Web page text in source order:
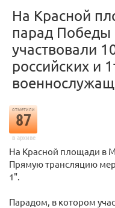
На Красной
парад Победы
участвовали
российских и
отметили
87
в архиве
На Красной площади в
Прямую трансляцию
1".
Парадом, в котором